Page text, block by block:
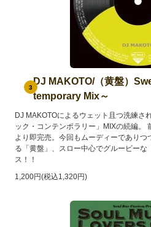
3
DJ MAKOTO/（黄盤）
temporary Mix～
DJ MAKOTOによるウェット且つ洗練さ
ック・コンテンポラリー」MIXの続編。
より即完売。今回もムーディーであり
る「黄盤」、スロー中心でグルービーな
ス！！
1,200円(税込1,320円)